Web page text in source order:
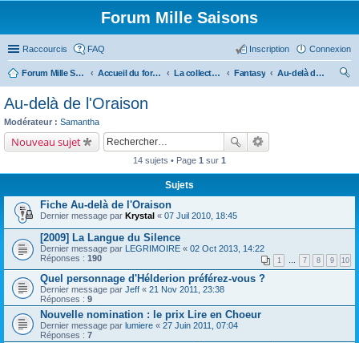
Forum Mille Saisons
Raccourcis FAQ Connexion
Inscription
Forum Mille Saisons Accueil du forum La collection Mille Saisons Fantasy
Au-delà de l'Oraison
Au-delà de l'Oraison
Modérateur : Samantha
Nouveau sujet
14 sujets • Page 1 sur 1
Sujets
Fiche Au-delà de l'Oraison
Dernier message par Krystal « 07 Juil 2010, 18:45
[2009] La Langue du Silence
Dernier message par LEGRIMOIRE « 02 Oct 2013, 14:22
Réponses : 190 1 7 8 9 10
Quel personnage d'Hélderion préférez-vous ?
Dernier message par Jeff « 21 Nov 2011, 23:38
Réponses : 9
Nouvelle nomination : le prix Lire en Choeur
Dernier message par lumiere « 27 Juin 2011, 07:04
Réponses : 7